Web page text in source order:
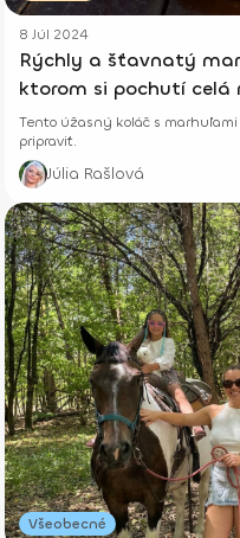
8 Júl 2024
Rýchly a šťavnatý
ktorom si pochutí celá
Tento úžasný koláč s
pripraviť.
Júlia Rašlová
Všeobecné